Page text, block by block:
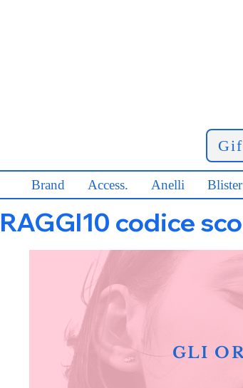
Brand Access. Anelli Blister
RAGGI10 codice
GLI